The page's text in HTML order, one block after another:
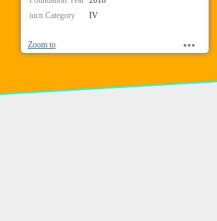
iucn Category
IV
Zoom to